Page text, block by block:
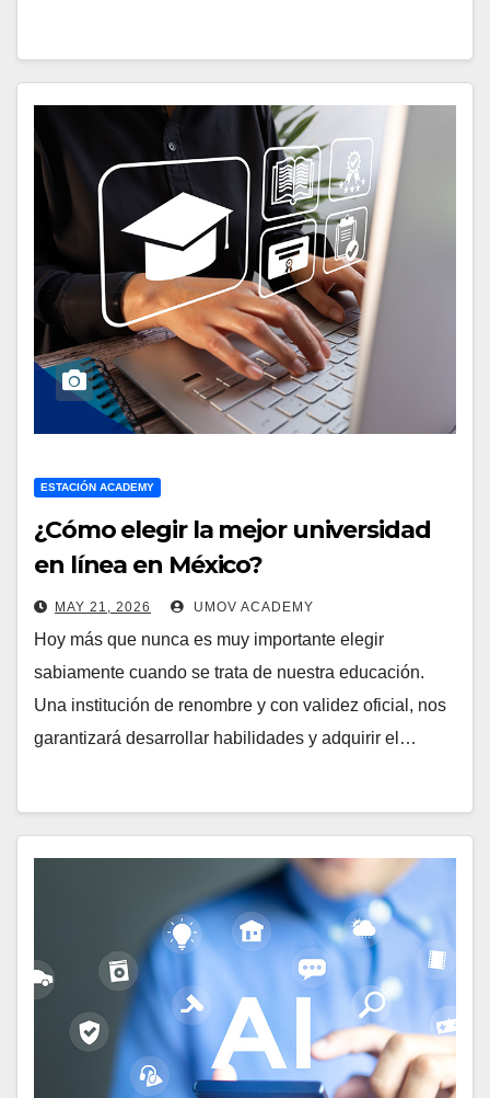
ESTACIÓN ACADEMY
¿Cómo elegir la mejor universidad
en línea en México?
MAY 21, 2026 UMOV ACADEMY
Hoy más que nunca es muy importante elegir
sabiamente cuando se trata de nuestra educación.
Una institución de renombre y con validez oficial, nos
garantizará desarrollar habilidades y adquirir el…